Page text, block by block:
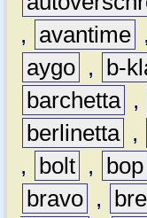
,
avantime ,
aygo , b-
barchetta ,
berlinetta ,
,
bolt , bop
bravo ,